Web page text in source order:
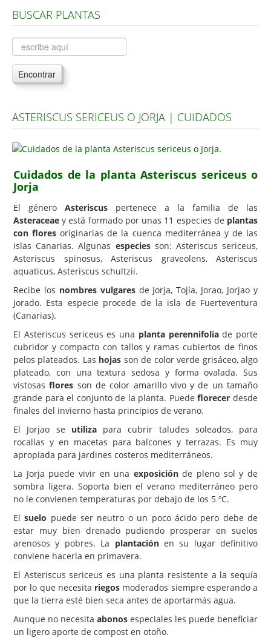
Árboles, Cicas y Palmeras de la G a la Z
Plantas Anuales y Perennes
Plantas Bulbosas y Acuáticas
Plantas de Interior
Plantas Aromáticas y de Huerto
Plantas Carnívoras y Orquídeas
Hemisferio Norte
Hemisferio Sur
Enfermedades
Animales
Hongos
Carencias
Fotos
Flores y Plantas
Árboles y Palmeras
Arbustos y Trepadoras
Cactus y Suculentas
BUSCAR PLANTAS
Encontrar
ASTERISCUS SERICEUS O JORJA | CUIDADOS
Cuidados de la planta Asteriscus sericeus o
Jorja
El género Asteriscus pertenece a la familia de las
Asteraceae y está formado por unas 11 especies de plantas
con flores originarias de la cuenca mediterránea y de las
islas Canarias. Algunas especiesson: Asteriscus sericeus,
Asteriscus spinosus, Asteriscus graveolens, Asteriscus
aquaticus, Asteriscus schultzii.
Recibe los nombres vulgaresde Jorja, Tojía, Jorao, Jorjao y
Jorado. Esta especie procede de la isla de Fuerteventura
(Canarias).
El Asteriscus sericeus es una planta perennifoliade porte
cubridor y compacto con tallos y ramas cubiertos de finos
pelos plateados. Las hojas son de color verde grisáceo, algo
plateado, con una textura sedosa y forma ovalada. Sus
vistosasflores son de color amarillo vivo y de un tamaño
grande para el conjunto de la planta. Puedeflorecer desde
finales del invierno hasta principios de verano.
El Jorjao se utilizapara cubrir taludes soleados, para
rocallas y en macetas para balcones y terrazas. Es muy
apropiada para jardines costeros mediterráneos.
La Jorja puede vivir en una exposiciónde pleno sol y de
sombra ligera. Soporta bien el verano mediterráneo pero
no le convienen temperaturas por debajo de los 5 ºC.
Elsuelo puede ser neutro o un poco ácido pero debe de
estar muy bien drenado pudiendo prosperar en suelos
arenosos y pobres. La plantaciónen su lugar definitivo
conviene hacerla en primavera.
El Asteriscus sericeus es una planta resistente a la sequía
por lo que necesita riegos moderados siempre esperando a
que la tierra esté bien seca antes de aportarmás agua.
Aunque no necesita abonos especiales les puede beneficiar
un ligero aporte de compost en otoño.